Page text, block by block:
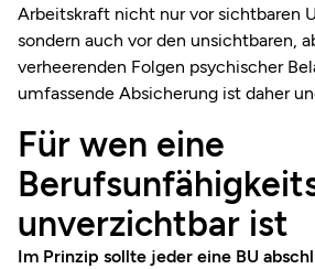
Arbeitskraft nicht nur vor sichtbaren
sondern auch vor den unsichtbaren,
verheerenden Folgen psychischer
umfassende Absicherung ist daher
Für wen eine
unverzichtbar ist
Im Prinzip sollte jeder eine BU